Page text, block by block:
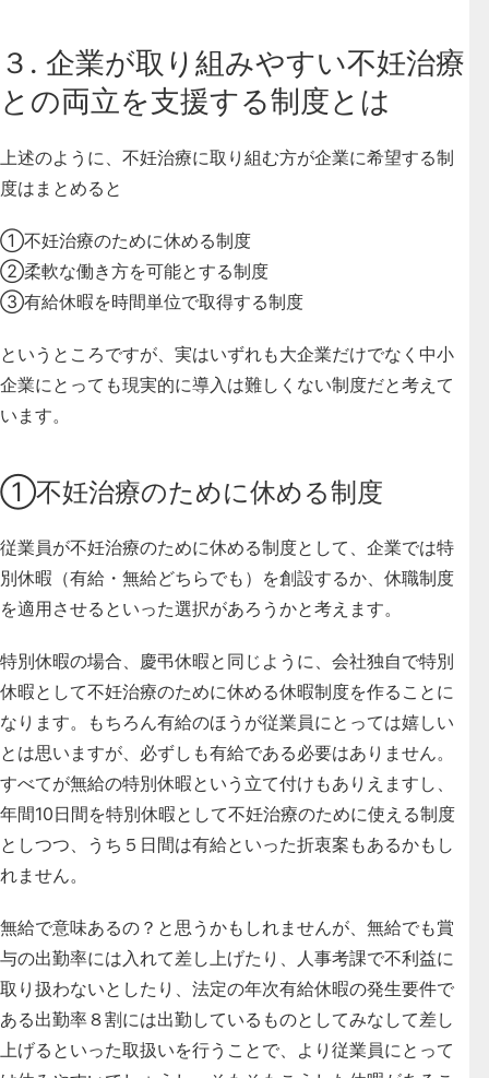
３. 企業が取り組みやすい不妊治療
との両立を支援する制度とは
上述のように、不妊治療に取り組む方が企業に希望する制
度はまとめると
①不妊治療のために休める制度
②柔軟な働き方を可能とする制度
③有給休暇を時間単位で取得する制度
というところですが、実はいずれも大企業だけでなく中小
企業にとっても現実的に導入は難しくない制度だと考えて
います。
①不妊治療のために休める制度
従業員が不妊治療のために休める制度として、 企業では特
別休暇（有給・無給どちらでも）を創設するか、休職制度
を適用させるといった選択があろうかと考えます。
特別休暇の場合、慶弔休暇と同じように、会社独自で特別
休暇として不妊治療のために休める休暇制度を作ることに
なります。もちろん有給のほうが従業員にとっては嬉しい
とは思いますが、必ずしも有給である必要はありません。
すべてが無給の特別休暇という立て付けもありえますし、
年間10日間を特別休暇として不妊治療のために使える制度
としつつ、うち５日間は有給といった折衷案もあるかもし
れません。
無給で意味あるの？と思うかもしれませんが、無給でも賞
与の出勤率には入れて差し上げたり、人事考課で不利益に
取り扱わないとしたり、法定の年次有給休暇の発生要件で
ある出勤率８割には出勤しているものとしてみなして差し
上げるといった取扱いを行うことで、より従業員にとって